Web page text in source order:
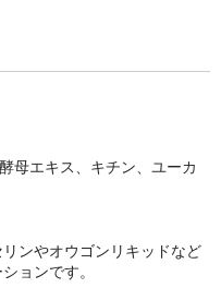
母エキス、キチン、ユーカ
ンやオウゴンリキッドなど
ョンです。